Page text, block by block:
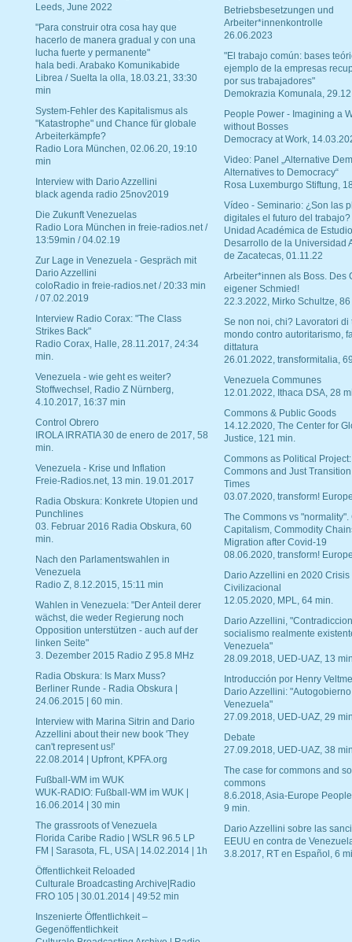
Leeds, June 2022
"Para construir otra cosa hay que
hacerlo de manera gradual y con una
lucha fuerte y permanente"
hala bedi. Arabako Komunikabide
Librea / Suelta la olla, 18.03.21, 33:30
min
System-Fehler des Kapitalismus als
"Katastrophe" und Chance für globale
Arbeiterkämpfe?
Radio Lora München, 02.06.20, 19:10
min
Interview with Dario Azzellini
black agenda radio 25nov2019
Die Zukunft Venezuelas
Radio Lora München in freie-radios.net /
13:59min / 04.02.19
Zur Lage in Venezuela - Gespräch mit
Dario Azzellini
coloRadio in freie-radios.net / 20:33 min
/ 07.02.2019
Interview Radio Corax: "The Class
Strikes Back"
Radio Corax, Halle, 28.11.2017, 24:34
min.
Venezuela - wie geht es weiter?
Stoffwechsel, Radio Z Nürnberg,
4.10.2017, 16:37 min
Control Obrero
IROLA IRRATIA 30 de enero de 2017, 58
min.
Venezuela - Krise und Inflation
Freie-Radios.net, 13 min. 19.01.2017
Radia Obskura: Konkrete Utopien und
Punchlines
03. Februar 2016 Radia Obskura, 60
min.
Nach den Parlamentswahlen in
Venezuela
Radio Z, 8.12.2015, 15:11 min
Wahlen in Venezuela: "Der Anteil derer
wächst, die weder Regierung noch
Opposition unterstützen - auch auf der
linken Seite"
3. Dezember 2015 Radio Z 95.8 MHz
Radia Obskura: Is Marx Muss?
Berliner Runde - Radia Obskura |
24.06.2015 | 60 min.
Interview with Marina Sitrin and Dario
Azzellini about their new book 'They
can't represent us!'
22.08.2014 | Upfront, KPFA.org
Fußball-WM im WUK
WUK-RADIO: Fußball-WM im WUK |
16.06.2014 | 30 min
The grassroots of Venezuela
Florida Caribe Radio | WSLR 96.5 LP
FM | Sarasota, FL, USA | 14.02.2014 | 1h
Öffentlichkeit Reloaded
Culturale Broadcasting Archive|Radio
FRO 105 | 30.01.2014 | 49:52 min
Inszenierte Öffentlichkeit –
Gegenöffentlichkeit
Betriebsbesetzungen und
Arbeiter*innenkontrolle
26.06.2023
"El trabajo común: bases
ejemplo de la empresas
por sus trabajadores"
Demokrazia Komunala,
People Power - Imagining a
without Bosses
Democracy at Work,
Video: Panel „Alternative
Alternatives to Democracy“
Rosa Luxemburgo Stiftung,
Vídeo - Seminario: ¿Son las
digitales el futuro del trabajo?
Unidad Académica de
Desarrollo de la Universidad
de Zacatecas, 01.11.22
Arbeiter*innen als Boss. Des
eigener Schmied!
22.3.2022, Mirko Schultze, 86
Se non noi, chi? Lavoratori di
mondo contro autoritarismo,
dittatura
26.01.2022, transformitalia,
Venezuela Communes
12.01.2022, Ithaca DSA, 28
Commons & Public Goods
14.12.2020, The Center for
Justice, 121 min.
Commons as Political Project:
Commons and Just
Times
03.07.2020, transform!
The Commons vs "normality".
Capitalism, Commodity
Migration after Covid-19
08.06.2020, transform!
Dario Azzellini en 2020 Crisis
Civilizacional
12.05.2020, MPL, 64 min.
Dario Azzellini,
socialismo realmente
Venezuela"
28.09.2018, UED-UAZ, 13
Introducción por Henry
Dario Azzellini:
Venezuela"
27.09.2018, UED-UAZ, 29
Debate
27.09.2018, UED-UAZ, 38
The case for commons and
commons
8.6.2018, Asia-Europe
9 min.
Dario Azzellini sobre las
EEUU en contra de
3.8.2017, RT en Español, 6